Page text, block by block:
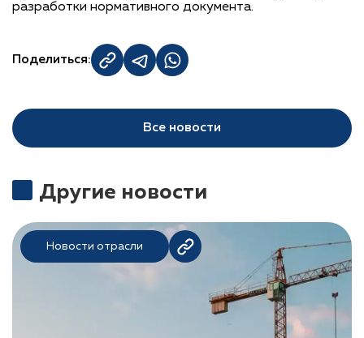
разработки нормативного документа.
Поделиться:
Все новости
Другие новости
Новости отрасли